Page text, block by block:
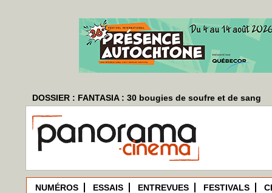
DOSSIER : FANTASIA : 30 bougies de soufre et de sang
NUMÉROS ESSAIS ENTREVUES FESTIVALS